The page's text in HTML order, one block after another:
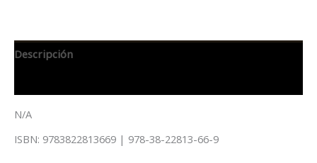
Descripción
N/A
ISBN: 9783822813669 | 978-38-22813-66-9